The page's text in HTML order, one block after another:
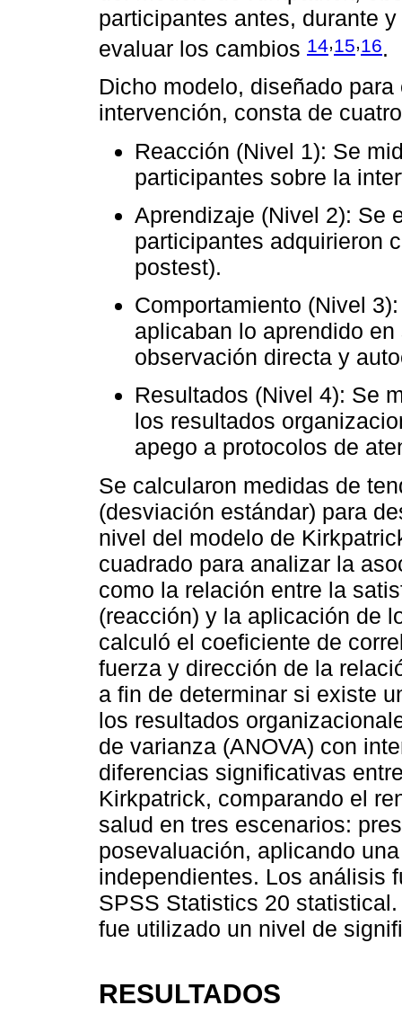
participantes antes, durante
evaluar los cambios 14 15 16.
Dicho modelo, diseñado
intervención, consta de
Reacción (Nivel 1): Se
participantes sobre la
Aprendizaje (Nivel 2): Se
participantes adquirieron
postest).
Comportamiento (Nivel
aplicaban lo aprendido
observación directa y
Resultados (Nivel 4): Se
los resultados
apego a protocolos de
Se calcularon medidas de
(desviación estándar) para
nivel del modelo de
cuadrado para analizar la
como la relación entre la
(reacción) y la aplicación de
calculó el coeficiente de
fuerza y dirección de la
a fin de determinar si existe
los resultados
de varianza (ANOVA) con
diferencias significativas
Kirkpatrick, comparando el
salud en tres escenarios:
posevaluación, aplicando
independientes. Los análisis
SPSS Statistics 20
fue utilizado un nivel de
RESULTADOS